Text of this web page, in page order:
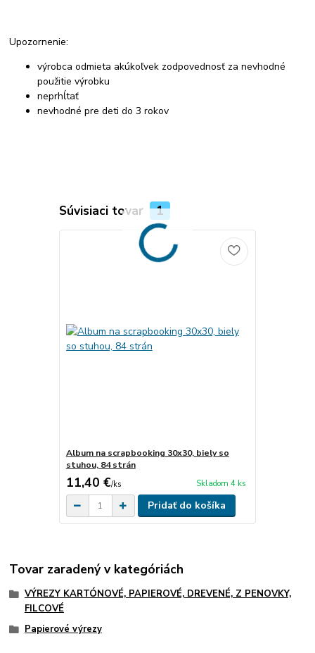
Upozornenie:
výrobca odmieta akúkoľvek zodpovednosť za nevhodné
použitie výrobku
neprhĺtať
nevhodné pre deti do 3 rokov
Súvisiaci tovar 1
Album na scrapbooking 30x30, biely so
stuhou, 84 strán
11,40 €/ks Skladom 4 ks
Pridať do košíka
Tovar zaradený v kategóriách
VÝREZY KARTÓNOVÉ, PAPIEROVÉ, DREVENÉ, Z PENOVKY,
FILCOVÉ
Papierové výrezy